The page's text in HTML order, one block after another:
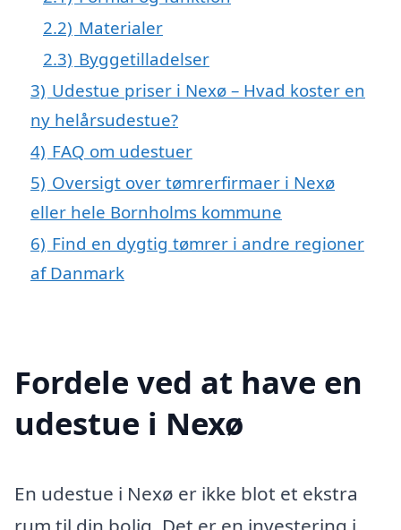
2.2) Materialer
2.3) Byggetilladelser
3) Udestue priser i Nexø – Hvad koster en
ny helårsudestue?
4) FAQ om udestuer
5) Oversigt over tømrerfirmaer i Nexø
eller hele Bornholms kommune
6) Find en dygtig tømrer i andre regioner
af Danmark
Fordele ved at have en
udestue i Nexø
En udestue i Nexø er ikke blot et ekstra